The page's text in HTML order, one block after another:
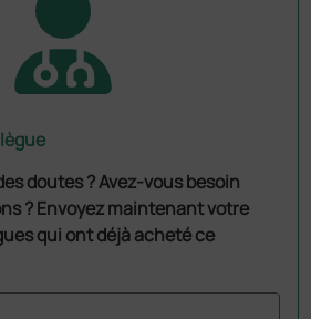
doutes ? Avez-vous besoin
? Envoyez maintenant votre
qui ont déjà acheté ce